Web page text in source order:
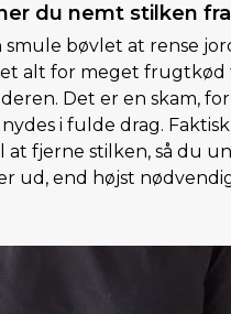
du nemt stilken
bøvlet at rense
alt for meget frugtkød
Det er en skam,
i fulde drag.
at fjerne stilken, så du
ud, end højst